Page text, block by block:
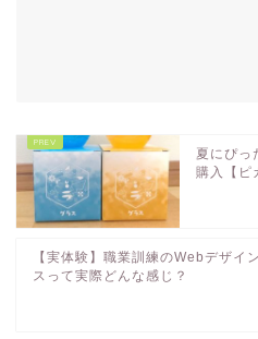
夏にぴっ
購入【ピ
【実体験】職業訓練のWebデザイ
スって実際どんな感じ？